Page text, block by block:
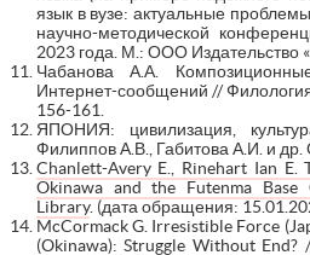
язык в вузе: актуальные
научно-методической
2023 года. М.: ООО Издательство
Чабанова А.А.
Интернет-сообщений //
156-161.
ЯПОНИЯ: цивилизация,
Филиппов А.В., Габитова А.И. и др.
Chanlett-Avery E., Rinehart Ian E.
Okinawa and the Futenma
Library. (дата обращения:
McCormack G. Irresistible Force
(Okinawa): Struggle Without End?